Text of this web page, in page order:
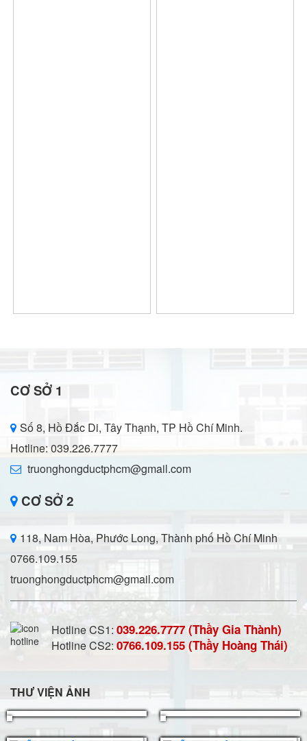
CƠ SỞ 1
Số 8, Hồ Đắc Di, Tây Thạnh, TP Hồ Chí Minh.
Hotline: 039.226.7777
truonghongductphcm@gmail.com
CƠ SỞ 2
118, Nam Hòa, Phước Long, Thành phố Hồ Chí Minh
0766.109.155
truonghongductphcm@gmail.com
Hotline CS1: 039.226.7777 (Thầy Gia Thành)
Hotline CS2: 0766.109.155 (Thầy Hoàng Thái)
THƯ VIỆN ẢNH